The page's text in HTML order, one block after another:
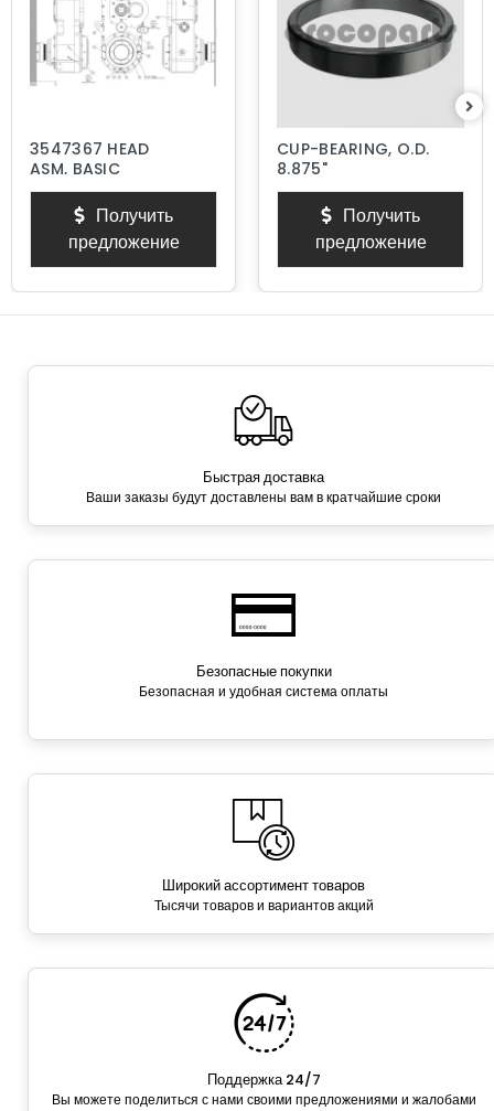
3547367 HEAD
ASM, BASIC
Получить
предложение
CUP-BEARING, O.D.
8.875"
Получить
предложение
Быстрая доставка
Ваши заказы будут доставлены вам в кратчайшие сроки
Безопасные покупки
Безопасная и удобная система оплаты
Широкий ассортимент товаров
Тысячи товаров и вариантов акций
Поддержка 24/7
Вы можете поделиться с нами своими предложениями и жалобами